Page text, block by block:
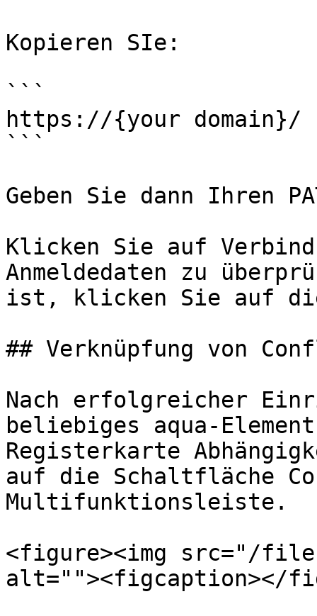
Kopieren SIe:
```
https://{your domain}/
```
Geben Sie dann Ihren
Klicken Sie auf
Anmeldedaten zu
ist, klicken Sie auf
## Verknüpfung von
Nach erfolgreicher
beliebiges aqua-
Registerkarte
auf die Schaltfläche
Multifunktionsleiste.
<figure><img src="/files/
alt=""><figcaption></